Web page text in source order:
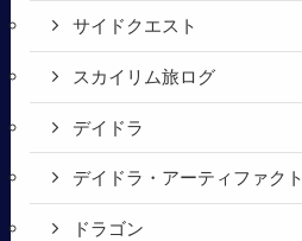
サイドクエスト
スカイリム旅ログ
デイドラ
デイドラ・アーティファクト
ドラゴン